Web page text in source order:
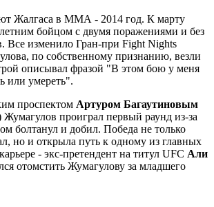
Жалгаса в ММА - 2014 год. К марту
бойцом с двумя поражениями и без
Все изменило Гран-при Fight Nights
по собственному признанию, везли
описывал фразой "В этом бою у меня
или умереть".
проспектом Артуром Багаутиновым
Жумагулов проиграл первый раунд из-за
болтанул и добил. Победа не только
но и открыла путь к одному из главных
- экс-претендент на титул UFC Али
отомстить Жумагулову за младшего